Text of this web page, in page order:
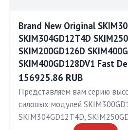
Brand New Original
SKIM304GD12T4D
SKIM200GD126D
SKIM400GD128DV1 Fast
156925.86 RUB
Представляем вам серию
силовых модулей
SKIM304GD12T4D,